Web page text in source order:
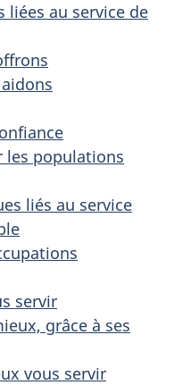
liées au service de
les populations
liés au service
servir
grâce à ses
vous servir